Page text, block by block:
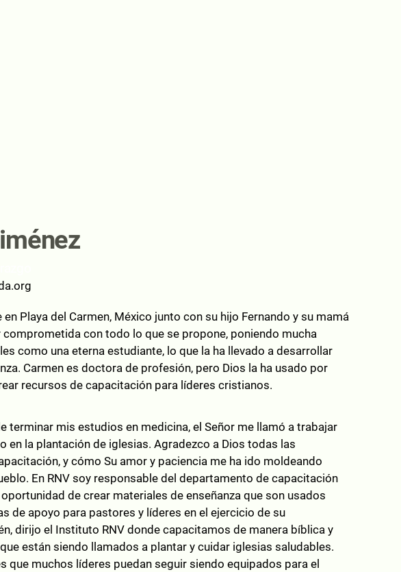
en Playa del Carmen, México junto con su hijo Fernando y su mamá
comprometida con todo lo que se propone, poniendo mucha
como una eterna estudiante, lo que la ha llevado a desarrollar
Carmen es doctora de profesión, pero Dios la ha usado por
recursos de capacitación para líderes cristianos.
terminar mis estudios en medicina, el Señor me llamó a trabajar
en la plantación de iglesias. Agradezco a Dios todas las
y cómo Su amor y paciencia me ha ido moldeando
En RNV soy responsable del departamento de capacitación
de crear materiales de enseñanza que son usados
de apoyo para pastores y líderes en el ejercicio de su
dirijo el Instituto RNV donde capacitamos de manera bíblica y
están siendo llamados a plantar y cuidar iglesias saludables.
que muchos líderes puedan seguir siendo equipados para el